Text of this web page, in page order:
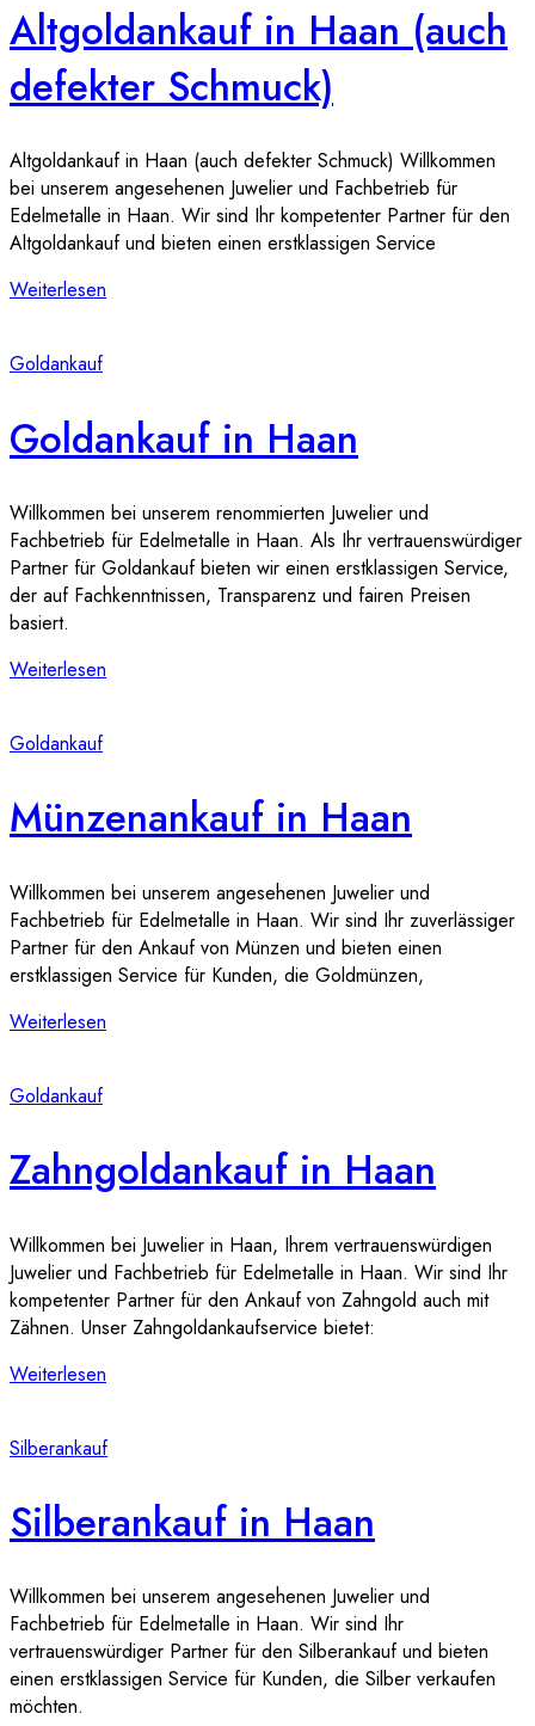
Altgoldankauf in Haan (auch
defekter Schmuck)
Altgoldankauf in Haan (auch defekter Schmuck) Willkommen
bei unserem angesehenen Juwelier und Fachbetrieb für
Edelmetalle in Haan. Wir sind Ihr kompetenter Partner für den
Altgoldankauf und bieten einen erstklassigen Service
Weiterlesen
Goldankauf
Goldankauf in Haan
Willkommen bei unserem renommierten Juwelier und
Fachbetrieb für Edelmetalle in Haan. Als Ihr vertrauenswürdiger
Partner für Goldankauf bieten wir einen erstklassigen Service,
der auf Fachkenntnissen, Transparenz und fairen Preisen
basiert.
Weiterlesen
Goldankauf
Münzenankauf in Haan
Willkommen bei unserem angesehenen Juwelier und
Fachbetrieb für Edelmetalle in Haan. Wir sind Ihr zuverlässiger
Partner für den Ankauf von Münzen und bieten einen
erstklassigen Service für Kunden, die Goldmünzen,
Weiterlesen
Goldankauf
Zahngoldankauf in Haan
Willkommen bei Juwelier in Haan, Ihrem vertrauenswürdigen
Juwelier und Fachbetrieb für Edelmetalle in Haan. Wir sind Ihr
kompetenter Partner für den Ankauf von Zahngold auch mit
Zähnen. Unser Zahngoldankaufservice bietet:
Weiterlesen
Silberankauf
Silberankauf in Haan
Willkommen bei unserem angesehenen Juwelier und
Fachbetrieb für Edelmetalle in Haan. Wir sind Ihr
vertrauenswürdiger Partner für den Silberankauf und bieten
einen erstklassigen Service für Kunden, die Silber verkaufen
möchten.